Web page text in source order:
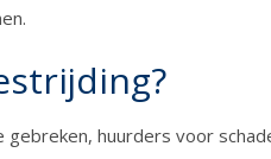
huurders voor